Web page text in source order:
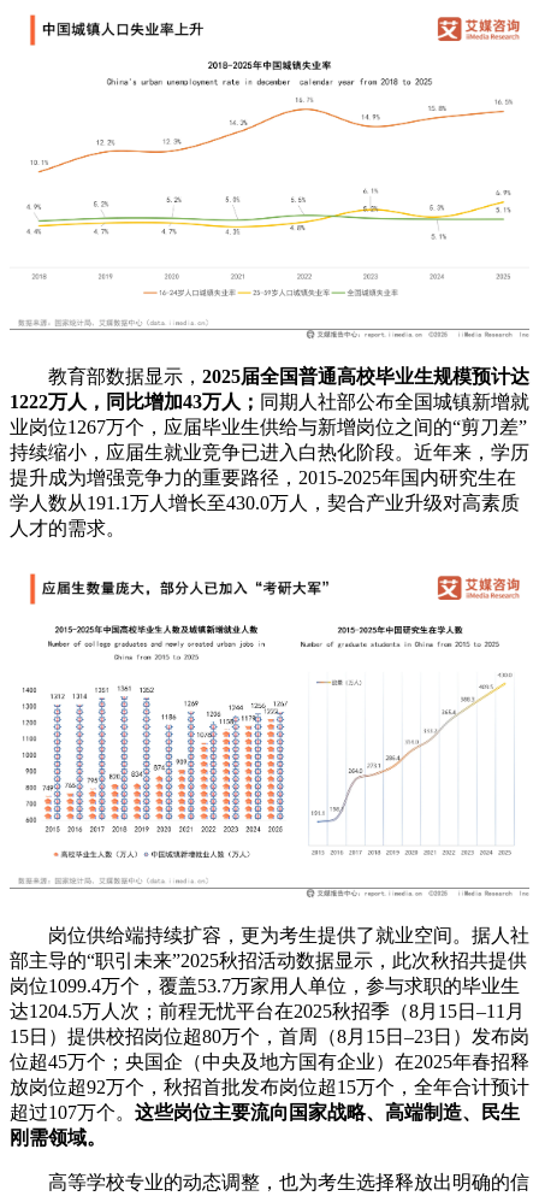
教育部数据显示， 2025届全国普通高校毕业生规模预计达
1222万人，同比增加43万人； 同期人社部公布全国城镇新增就
业岗位1267万个，应届毕业生供给与新增岗位之间的“剪刀差”
持续缩小，应届生就业竞争已进入白热化阶段。近年来，学历
提升成为增强竞争力的重要路径，2015-2025年国内研究生在
学人数从191.1万人增长至430.0万人，契合产业升级对高素质
人才的需求。
岗位供给端持续扩容，更为考生提供了就业空间。据人社
部主导的“职引未来”2025秋招活动数据显示，此次秋招共提供
岗位1099.4万个，覆盖53.7万家用人单位，参与求职的毕业生
达1204.5万人次；前程无忧平台在2025秋招季（8月15日–11月
15日）提供校招岗位超80万个，首周（8月15日–23日）发布岗
位超45万个；央国企（中央及地方国有企业）在2025年春招释
放岗位超92万个，秋招首批发布岗位超15万个，全年合计预计
超过107万个。 这些岗位主要流向国家战略、高端制造、民生
刚需领域。
高等学校专业的动态调整，也为考生选择释放出明确的信